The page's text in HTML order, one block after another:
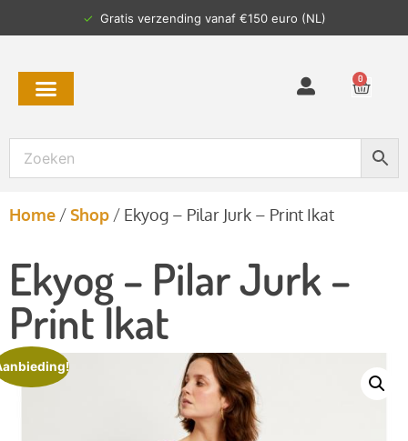
✓ Gratis verzending vanaf €150 euro (NL)
0
Home / Shop / Ekyog – Pilar Jurk – Print Ikat
Ekyog – Pilar Jurk –
Print Ikat